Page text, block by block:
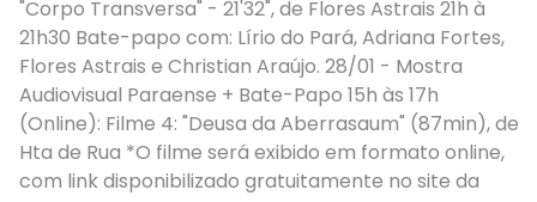
"Corpo Transversa" - 21'32", de Flores Astrais 21h à
21h30 Bate-papo com: Lírio do Pará, Adriana Fortes,
Flores Astrais e Christian Araújo. 28/01 - Mostra
Audiovisual Paraense + Bate-Papo 15h às 17h
(Online): Filme 4: "Deusa da Aberrasaum" (87min), de
Hta de Rua *O filme será exibido em formato online,
com link disponibilizado gratuitamente no site da